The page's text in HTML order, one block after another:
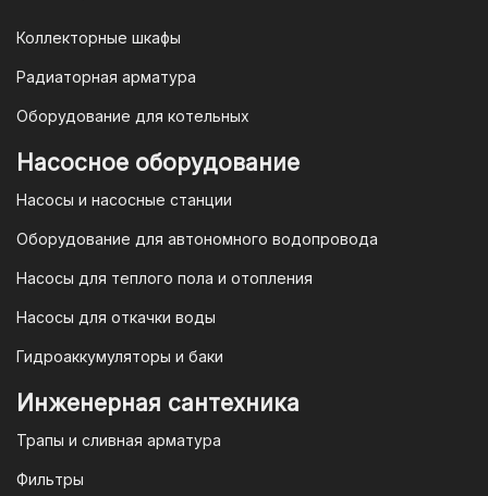
Гарантия и условия гарантии
магазине "TIM-com Россия" Вы можете
быть уверены в том, что мы действуем
в рамках действующего
Законодательства Российской
Федерации и Ваши права, как
отопительной техники (котлы, газовые
монтажа, необходимо вызывать
специалиста из
Коллекторные шкафы
Радиаторная арматура
Оборудование для котельных
Насосное оборудование
Насосы и насосные станции
Оборудование для автономного водопровода
Насосы для теплого пола и отопления
Насосы для откачки воды
Гидроаккумуляторы и баки
Инженерная сантехника
Трапы и сливная арматура
Фильтры